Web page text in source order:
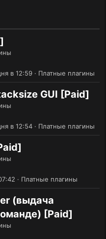
Платные плагины
в 12:59
GUI [Paid]
Платные плагины
в 12:54
Платные плагины
(выдача
[Paid]